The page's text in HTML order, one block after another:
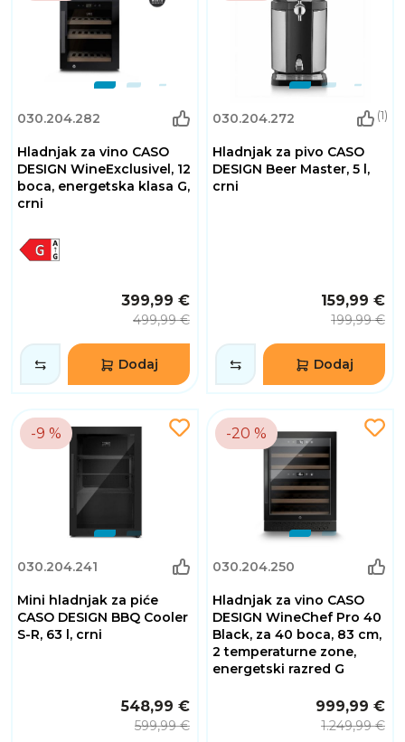
030.204.282
Hladnjak za vino CASO
DESIGN WineExclusivel, 12
boca, energetska klasa G,
crni
399,99 €
499,99 €
Dodaj
030.204.272 (1)
Hladnjak za pivo CASO
DESIGN Beer Master, 5 l,
crni
159,99 €
199,99 €
Dodaj
-9 %
030.204.241
Mini hladnjak za piće
CASO DESIGN BBQ Cooler
S-R, 63 l, crni
548,99 €
599,99 €
-20 %
030.204.250
Hladnjak za vino CASO
DESIGN WineChef Pro 40
Black, za 40 boca, 83 cm,
2 temperaturne zone,
energetski razred G
999,99 €
1.249,99 €